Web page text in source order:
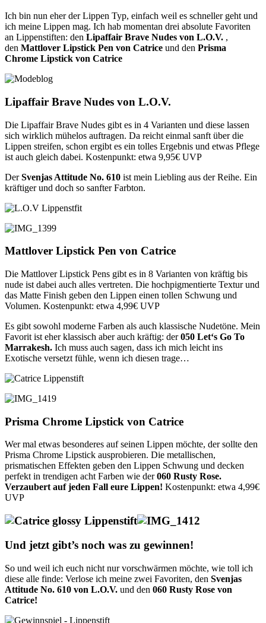
Ich bin nun eher der Lippen Typ, einfach weil es schneller geht und
ich meine Lippen mag. Ich hab momentan drei absolute Favoriten
an Lippenstiften: den Lipaffair Brave Nudes von L.O.V. ,
den Mattlover Lipstick Pen von Catrice und den Prisma
Chrome Lipstick von Catrice
Lipaffair Brave Nudes von L.O.V.
Die Lipaffair Brave Nudes gibt es in 4 Varianten und diese lassen
sich wirklich mühelos auftragen. Da reicht einmal sanft über die
Lippen streifen, schon ergibt es ein tolles Ergebnis und etwas Pflege
ist auch gleich dabei. Kostenpunkt: etwa 9,95€ UVP
DerSvenjas Attitude No. 610 ist mein Liebling aus der Reihe. Ein
kräftiger und doch so sanfter Farbton.
Mattlover Lipstick Pen von Catrice
Die Mattlover Lipstick Pens gibt es in 8 Varianten von kräftig bis
nude ist dabei auch alles vertreten. Die hochpigmentierte Textur und
das Matte Finish geben den Lippen einen tollen Schwung und
Volumen. Kostenpunkt: etwa 4,99€ UVP
Es gibt sowohl moderne Farben als auch klassische Nudetöne. Mein
Favorit ist eher klassisch aber auch kräftig: der050 Let‘s Go To
Marrakesh. Ich muss auch sagen, dass ich mich leicht ins
Exotische versetzt fühle, wenn ich diesen trage…
Prisma Chrome Lipstick von Catrice
Wer mal etwas besonderes auf seinen Lippen möchte, der sollte den
Prisma Chrome Lipstick ausprobieren. Die metallischen,
prismatischen Effekten geben den Lippen Schwung und decken
perfekt in trendigen acht Farben wie der060 Rusty Rose.
Verzaubert auf jeden Fall eure Lippen! Kostenpunkt: etwa 4,99€
UVP
Und jetzt gibt’s noch was zu gewinnen!
So und weil ich euch nicht nur vorschwärmen möchte, wie toll ich
diese alle finde: Verlose ich meine zwei Favoriten, den Svenjas
Attitude No. 610 von L.O.V. und den 060 Rusty Rose von
Catrice!